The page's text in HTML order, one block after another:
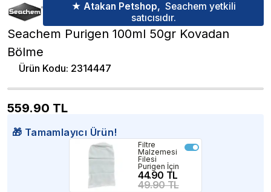
★ Atakan Petshop, Seachem yetkili
satıcısıdır.
Seachem Purigen 100ml 50gr Kovadan
Bölme
Ürün Kodu: 2314447
559.90 TL
🎁 Tamamlayıcı Ürün!
Filtre
Malzemesi
Filesi
Purigen İçin
44.90 TL
49.90 TL